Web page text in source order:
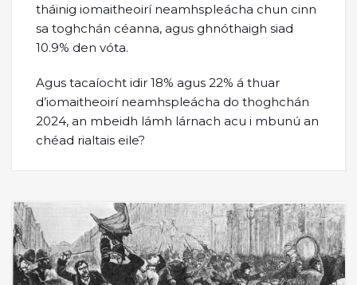
tháinig iomaitheoirí neamhspleácha chun cinn
sa toghchán céanna, agus ghnóthaigh siad
10.9% den vóta.
Agus tacaíocht idir 18% agus 22% á thuar
d’iomaitheoirí neamhspleácha do thoghchán
2024, an mbeidh lámh lárnach acu i mbunú an
chéad rialtais eile?